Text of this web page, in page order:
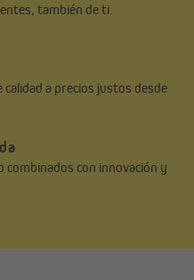
también de ti.
a precios justos desde
combinados con innovación y